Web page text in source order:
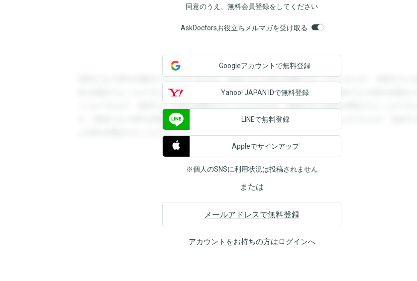
同意のうえ、無料会員登録をしてください
AskDoctorsお役立ちメルマガを受け取る
登録すると回答を閲覧することができます。登録すると回答を閲覧することができます。登録すると回
答を閲覧することができます。登録すると回答を閲覧することができます。登録すると回答を閲覧する
ことができます。登録すると回答を閲覧することができます。登録すると回答を閲覧することができま
す。登録すると回答を閲覧することができます。登録すると回答を閲覧することができます。登録する
と回答を閲覧することができます。
Googleアカウントで無料登録
Yahoo! JAPAN IDで無料登録
LINEで無料登録
Appleでサインアップ
※個人のSNSに利用状況は投稿されません
または
メールアドレスで無料登録
アカウントをお持ちの方はログインへ